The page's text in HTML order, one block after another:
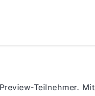
Teilnehmer. Mit